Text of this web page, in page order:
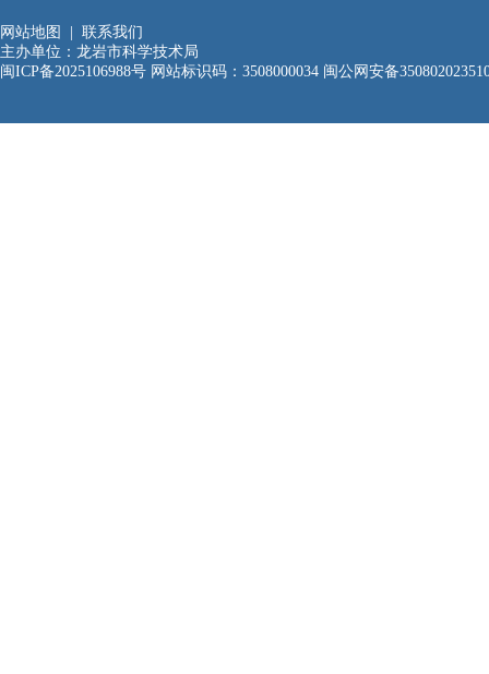
网站地图
联系我们
主办单位：龙岩市科学技术局
闽ICP备2025106988号 网站标识码：3508000034 闽公网安备